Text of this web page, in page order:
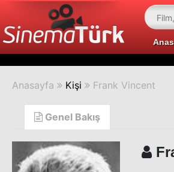
Anasayfa Kişi Frank Vincent
Genel Bakış